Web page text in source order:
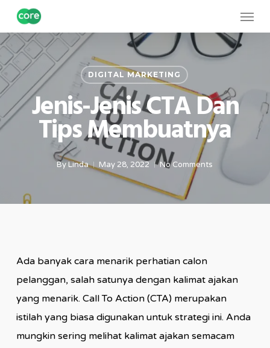
Skip
main
content
Menu
DIGITAL MARKETING
Jenis-Jenis CTA Dan
Tips Membuatnya
By Linda May 28, 2022 No Comments
Ada banyak cara menarik perhatian calon
pelanggan, salah satunya dengan kalimat ajakan
yang menarik. Call To Action (CTA) merupakan
istilah yang biasa digunakan untuk strategi ini. Anda
mungkin sering melihat kalimat ajakan semacam